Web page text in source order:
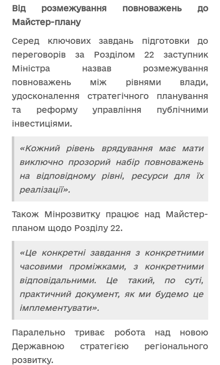
Від розмежування повноважень до
Майстер-плану
Серед ключових завдань підготовки до
переговорів за Розділом 22 заступник
Міністра назвав розмежування
повноважень між рівнями влади,
удосконалення стратегічного планування
та реформу управління публічними
інвестиціями.
«Кожний рівень врядування має мати
виключно прозорий набір повноважень
на відповідному рівні, ресурси для їх
реалізації».
Також Мінрозвитку працює над Майстер-
планом щодо Розділу 22.
«Це конкретні завдання з конкретними
часовими проміжками, з конкретними
відповідальними. Це такий, по суті,
практичний документ, як ми будемо це
імплементувати».
Паралельно триває робота над новою
Державною стратегією регіонального
розвитку.